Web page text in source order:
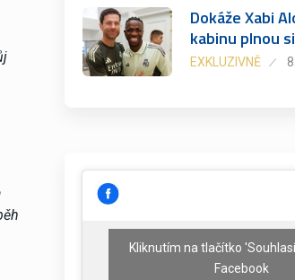
Dokáže Xabi
kabinu plnou
EXKLUZIVNĚ
Kliknutím na tlačítko
Facebook